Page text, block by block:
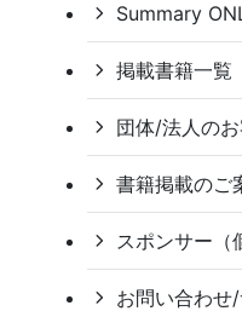
Summary
掲載書籍一覧
団体/法人の
書籍掲載のご
スポンサー（
お問い合わせ